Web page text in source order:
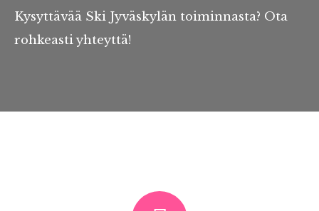
Kysyttävää Ski Jyväskylän toiminnasta? Ota
rohkeasti yhteyttä!